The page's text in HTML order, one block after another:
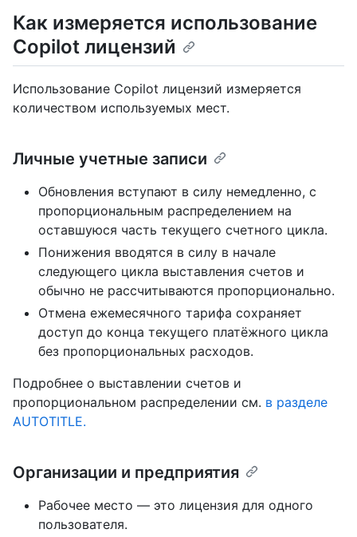
Как измеряется использование
Copilot лицензий
Использование Copilot лицензий измеряется
количеством используемых мест.
Личные учетные записи
Обновления вступают в силу немедленно, с
пропорциональным распределением на
оставшуюся часть текущего счетного цикла.
Понижения вводятся в силу в начале
следующего цикла выставления счетов и
обычно не рассчитываются пропорционально.
Отмена ежемесячного тарифа сохраняет
доступ до конца текущего платёжного цикла
без пропорциональных расходов.
Подробнее о выставлении счетов и
пропорциональном распределении см. в разделе
AUTOTITLE.
Организации и предприятия
Рабочее место — это лицензия для одного
пользователя.